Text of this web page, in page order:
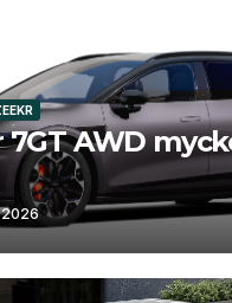
7GT AWD